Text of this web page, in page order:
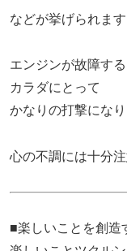
などが挙げられます
エンジンが故障す
カラダにとって
かなりの打撃にな
心の不調には十分
■楽しいことを創造